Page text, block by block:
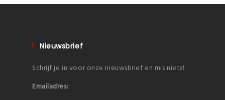
Nieuwsbrief
Schrijf je in voor onze nieuwsbrief en mis niets!
Emailadres: